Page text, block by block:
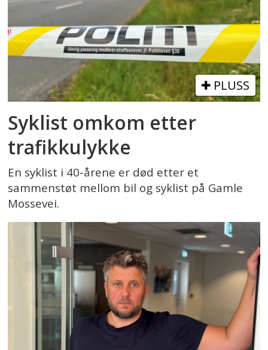
PLUSS
Syklist omkom etter
trafikkulykke
En syklist i 40-årene er død etter et
sammenstøt mellom bil og syklist på Gamle
Mossevei.